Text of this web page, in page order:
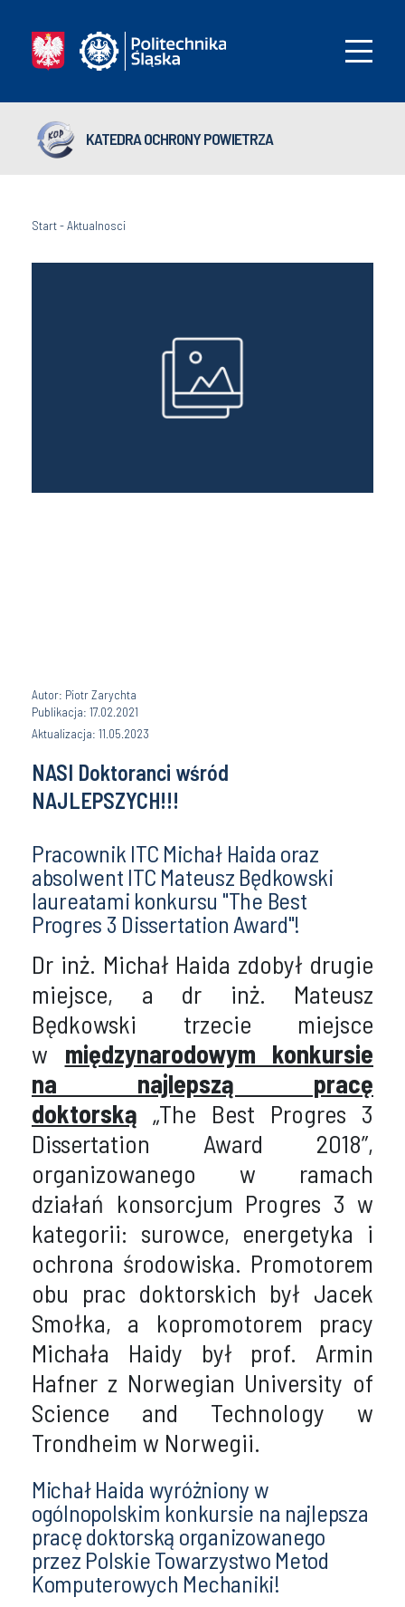
KATEDRA OCHRONY POWIETRZA
Start-Aktualnosci
Autor: Piotr Zarychta
Publikacja: 17.02.2021
Aktualizacja: 11.05.2023
NASI Doktoranci wśród
NAJLEPSZYCH!!!
Pracownik ITC Michał Haida oraz
absolwent ITC Mateusz Będkowski
laureatami konkursu "The Best
Progres 3 Dissertation Award"!
Dr inż. Michał Haida zdobył drugie
miejsce, a dr inż. Mateusz
Będkowski trzecie miejsce
w międzynarodowym konkursie
na najlepszą pracę
doktorską „The Best Progres 3
Dissertation Award 2018”,
organizowanego w ramach
działań konsorcjum Progres 3 w
kategorii: surowce, energetyka i
ochrona środowiska. Promotorem
obu prac doktorskich był Jacek
Smołka, a kopromotorem pracy
Michała Haidy był prof. Armin
Hafner z Norwegian University of
Science and Technology w
Trondheim w Norwegii.
Michał Haida wyróżniony w
ogólnopolskim konkursie na najlepsza
pracę doktorską organizowanego
przez Polskie Towarzystwo Metod
Komputerowych Mechaniki!